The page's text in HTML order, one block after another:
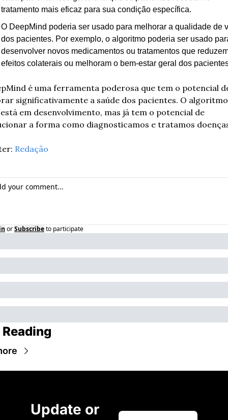
tratamento mais eficaz para sua condição específica.
O DeepMind poderia ser usado para melhorar a qualidade de
dos pacientes. Por exemplo, o algoritmo poderia ser usado
desenvolver novos medicamentos ou tratamentos que
efeitos colaterais ou melhoram o bem-estar geral dos
é uma ferramenta poderosa que tem o potencial
significativamente a saúde dos pacientes. O algoritmo
em desenvolvimento, mas já tem o potencial de
a forma como diagnosticamos e tratamos
Redação
orSubscribeto participate
Update or